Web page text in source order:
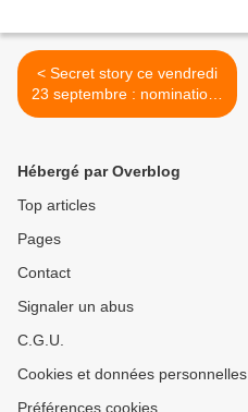
< Secret story ce vendredi
23 septembre : nominations
annoncées.
Hébergé par Overblog
Top articles
Pages
Contact
Signaler un abus
C.G.U.
Cookies et données personnelles
Préférences cookies